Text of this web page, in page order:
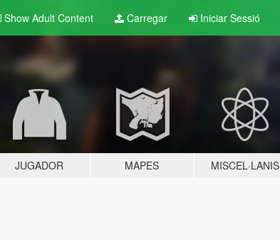
Show Adult Content Carregar Iniciar Sessió
JUGADOR MAPES MISCEL·LANIS